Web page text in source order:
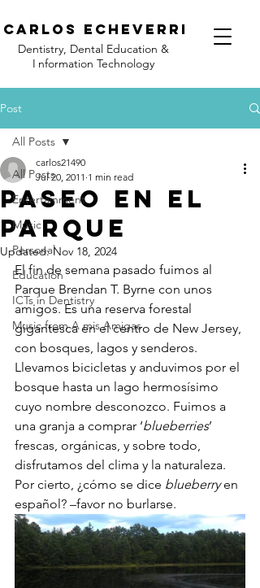
Carlos Echeverri
Dentistry, Dental Education &
I nformation Technology
Post
All Posts
Entertainment
Music
Personal
Education
ICTs in Dentistry
Music from A mis Amigas
All Posts
Paseo en el
parque
carlos21490
Jul 20, 2011 1 min read
Updated:Nov 18, 2024
El fin de semana pasado fuimos al
Parque Brendan T. Byrne con unos
amigos. Es una reserva forestal
gigantesca en el centro de New Jersey,
con bosques, lagos y senderos.
Llevamos bicicletas y anduvimos por el
bosque hasta un lago hermosísimo
cuyo nombre desconozco. Fuimos a
una granja a comprar ‘blueberries’
frescas, orgánicas, y sobre todo,
disfrutamos del clima y la naturaleza.
Por cierto, ¿cómo se dice blueberry en
español? –favor no burlarse.